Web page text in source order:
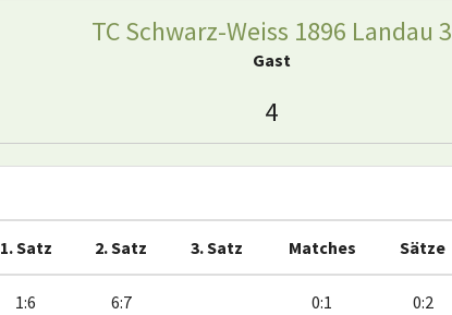
TC Schwarz-Weiss 1896 Landau 3
Gast
4
1. Satz 2. Satz 3. Satz Matches Sätze
1:6 6:7 0:1 0:2